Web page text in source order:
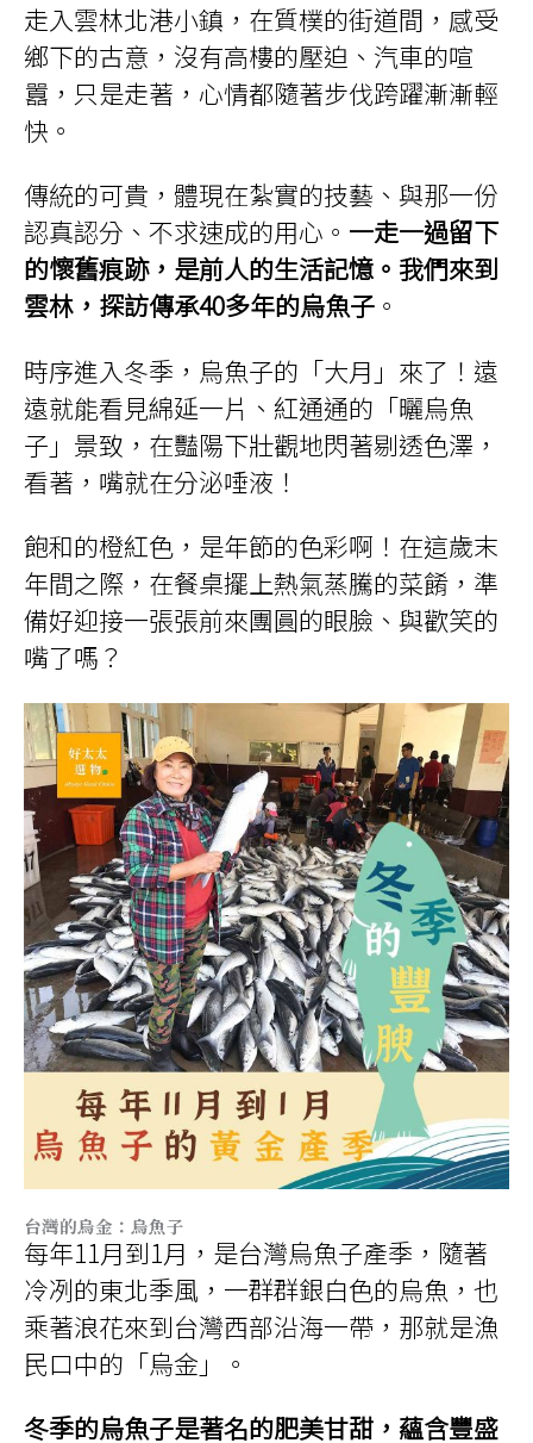
走入雲林北港小鎮，在質樸的街道間，感受
鄉下的古意，沒有高樓的壓迫、汽車的喧
囂，只是走著，心情都隨著步伐跨躍漸漸輕
快。
傳統的可貴，體現在紮實的技藝、與那一份
認真認分、不求速成的用心。 一走一過留下
的懷舊痕跡，是前人的生活記憶。我們來到
雲林，探訪傳承40多年的烏魚子 。
時序進入冬季，烏魚子的「大月」來了！遠
遠就能看見綿延一片、紅通通的「曬烏魚
子」景致，在豔陽下壯觀地閃著剔透色澤，
看著，嘴就在分泌唾液！
飽和的橙紅色，是年節的色彩啊！在這歲末
年間之際，在餐桌擺上熱氣蒸騰的菜餚，準
備好迎接一張張前來團圓的眼臉、與歡笑的
嘴了嗎？
台灣的烏金：烏魚子
每年11月到1月，是台灣烏魚子產季，隨著
冷冽的東北季風，一群群銀白色的烏魚，也
乘著浪花來到台灣西部沿海一帶，那就是漁
民口中的「烏金」。
冬季的烏魚子是著名的肥美甘甜，蘊含豐盛